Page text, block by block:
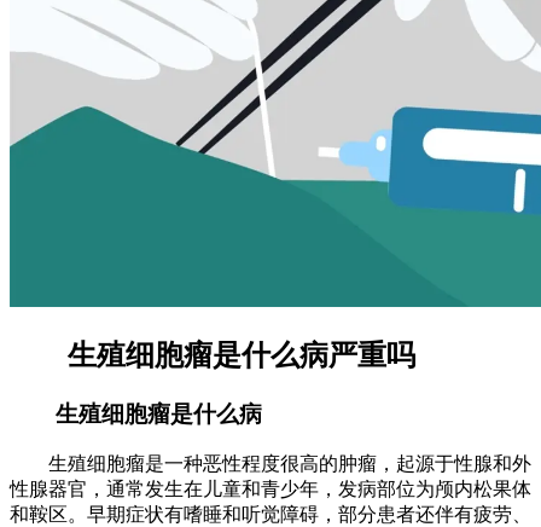
生殖细胞瘤是什么病严重吗
生殖细胞瘤是什么病
生殖细胞瘤是一种恶性程度很高的肿瘤，起源于性腺和外
性腺器官，通常发生在儿童和青少年，发病部位为颅内松果体
和鞍区。早期症状有嗜睡和听觉障碍，部分患者还伴有疲劳、